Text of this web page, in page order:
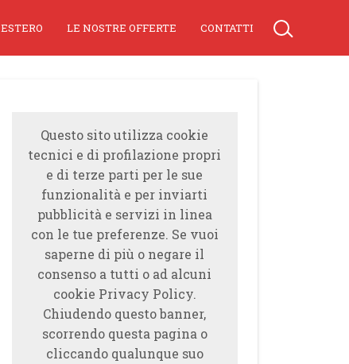
ESTERO LE NOSTRE OFFERTE CONTATTI
Questo sito utilizza cookie
tecnici e di profilazione propri
e di terze parti per le sue
funzionalità e per inviarti
pubblicità e servizi in linea
con le tue preferenze. Se vuoi
saperne di più o negare il
consenso a tutti o ad alcuni
cookie Privacy Policy.
Chiudendo questo banner,
scorrendo questa pagina o
cliccando qualunque suo